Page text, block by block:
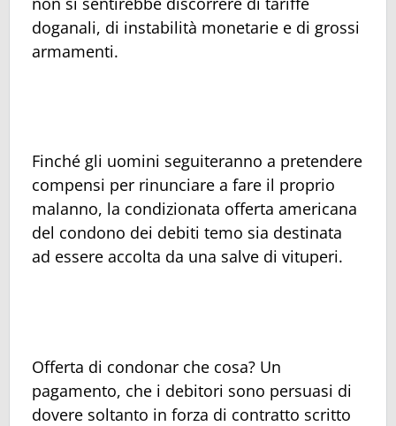
doganali, di instabilità monetarie e di grossi
armamenti.
Finché gli uomini seguiteranno a pretendere
compensi per rinunciare a fare il proprio
malanno, la condizionata offerta americana
del condono dei debiti temo sia destinata
ad essere accolta da una salve di vituperi.
Offerta di condonar che cosa? Un
pagamento, che i debitori sono persuasi di
dovere soltanto in forza di contratto scritto